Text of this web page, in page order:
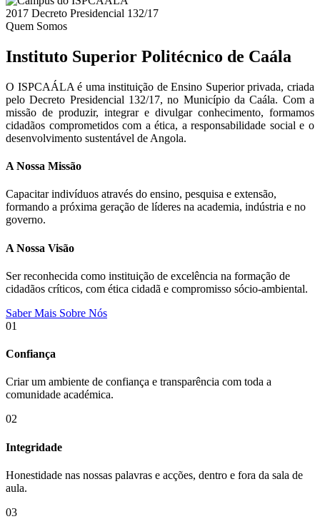
2017 Decreto Presidencial 132/17
Quem Somos
Instituto Superior Politécnico de Caála
O ISPCAÁLA é uma instituição de Ensino Superior privada, criada
pelo Decreto Presidencial 132/17, no Município da Caála. Com a
missão de produzir, integrar e divulgar conhecimento, formamos
cidadãos comprometidos com a ética, a responsabilidade social e o
desenvolvimento sustentável de Angola.
A Nossa Missão
Capacitar indivíduos através do ensino, pesquisa e extensão,
formando a próxima geração de líderes na academia, indústria e no
governo.
A Nossa Visão
Ser reconhecida como instituição de excelência na formação de
cidadãos críticos, com ética cidadã e compromisso sócio-ambiental.
Saber Mais Sobre Nós
01
Confiança
Criar um ambiente de confiança e transparência com toda a
comunidade académica.
02
Integridade
Honestidade nas nossas palavras e acções, dentro e fora da sala de
aula.
03